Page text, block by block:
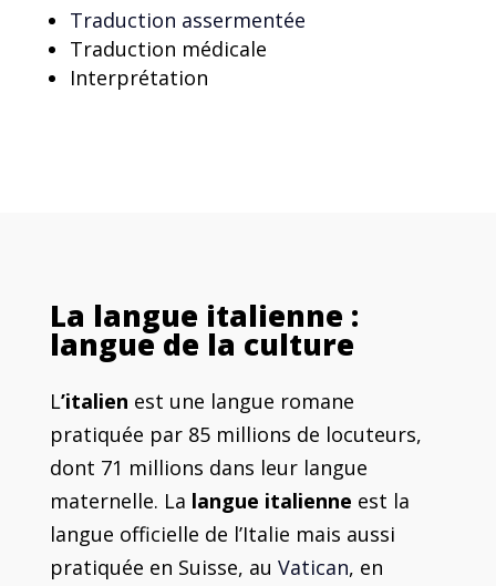
Traduction assermentée
Traduction médicale
Interprétation
La langue italienne :
langue de la culture
L’italien est une langue romane
pratiquée par 85 millions de locuteurs,
dont 71 millions dans leur langue
maternelle. La langue italienne est la
langue officielle de l’Italie mais aussi
pratiquée en Suisse, au Vatican, en